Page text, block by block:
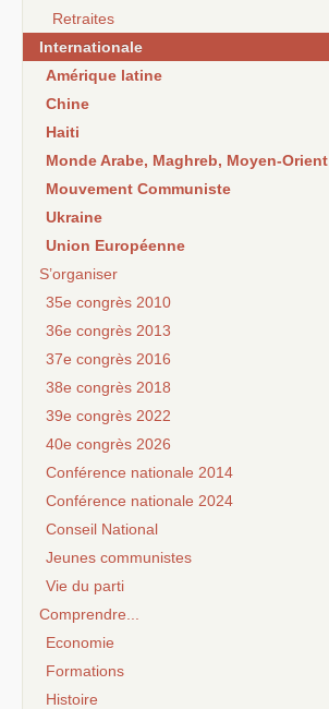
Retraites
Internationale
Amérique latine
Chine
Haiti
Monde Arabe, Maghreb, Moyen-Orient
Mouvement Communiste
Ukraine
Union Européenne
S’organiser
35e congrès 2010
36e congrès 2013
37e congrès 2016
38e congrès 2018
39e congrès 2022
40e congrès 2026
Conférence nationale 2014
Conférence nationale 2024
Conseil National
Jeunes communistes
Vie du parti
Comprendre...
Economie
Formations
Histoire